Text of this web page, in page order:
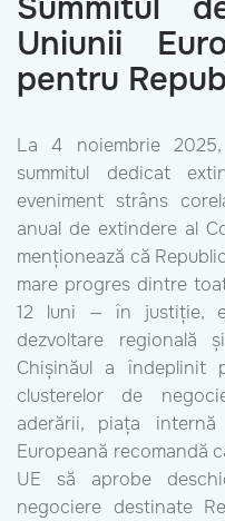
Uniunii
pentru
La 4 noiembrie
summitul dedicat
eveniment strâns
anual de extindere al
menționează că
mare progres dintre
12 luni — în justiție,
dezvoltare regională
Chișinăul a îndeplinit
clusterelor de
aderării, piața
Europeană recomandă
UE să aprobe
negociere destinate